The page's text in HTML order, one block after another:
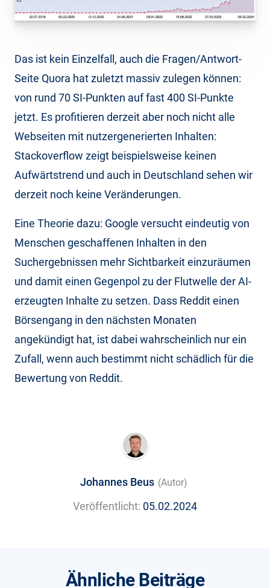
Das ist kein Einzelfall, auch die Fragen/Antwort-
Seite Quora hat zuletzt massiv zulegen können:
von rund 70 SI-Punkten auf fast 400 SI-Punkte
jetzt. Es profitieren derzeit aber noch nicht alle
Webseiten mit nutzergenerierten Inhalten:
Stackoverflow zeigt beispielsweise keinen
Aufwärtstrend und auch in Deutschland sehen wir
derzeit noch keine Veränderungen.
Eine Theorie dazu: Google versucht eindeutig von
Menschen geschaffenen Inhalten in den
Suchergebnissen mehr Sichtbarkeit einzuräumen
und damit einen Gegenpol zu der Flutwelle der AI-
erzeugten Inhalte zu setzen. Dass Reddit einen
Börsengang in den nächsten Monaten
angekündigt hat, ist dabei wahrscheinlich nur ein
Zufall, wenn auch bestimmt nicht schädlich für die
Bewertung von Reddit.
Johannes Beus (Autor)
Veröffentlicht: 05.02.2024
Ähnliche Beiträge